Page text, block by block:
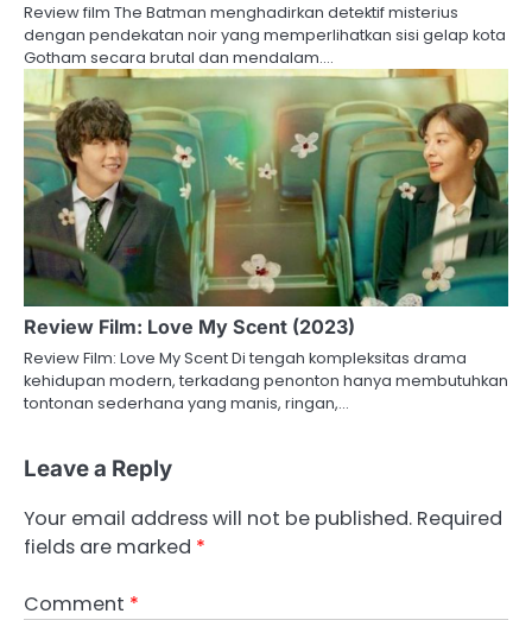
Review film The Batman menghadirkan detektif misterius
dengan pendekatan noir yang memperlihatkan sisi gelap kota
Gotham secara brutal dan mendalam.…
Review Film: Love My Scent (2023)
Review Film: Love My Scent Di tengah kompleksitas drama
kehidupan modern, terkadang penonton hanya membutuhkan
tontonan sederhana yang manis, ringan,…
Leave a Reply
Your email address will not be published. Required
fields are marked *
Comment *